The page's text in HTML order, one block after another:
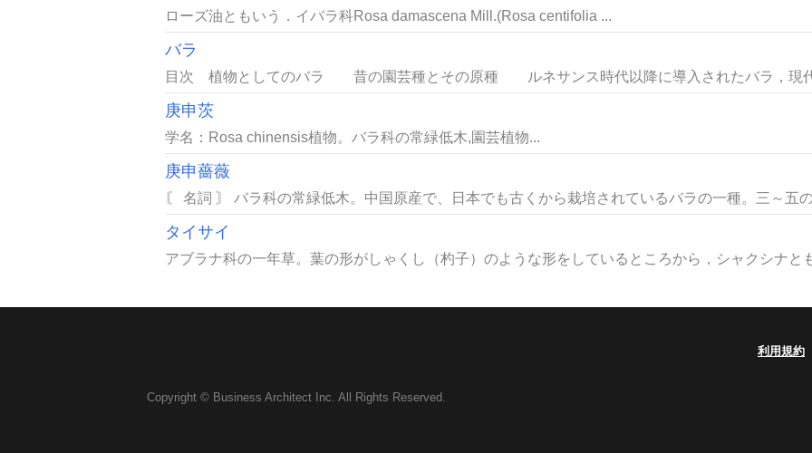
ローズ油ともいう．イバラ科Rosa damascena Mill.(Rosa centifolia ...
バラ
目次 植物としてのバラ 昔の園芸種とその原種 ルネサンス時代以降に導入されたバラ，現
庚申茨
学名：Rosa chinensis植物。バラ科の常緑低木,園芸植物...
庚申薔薇
〘 名詞 〙 バラ科の常緑低木。中国原産で、日本でも古くから栽培されているバラの一種。三～五
タイサイ
アブラナ科の一年草。葉の形がしゃくし（杓子）のような形をしているところから，シャクシナと
利用規約
Copyright © Business Architect Inc. All Rights Reserved.